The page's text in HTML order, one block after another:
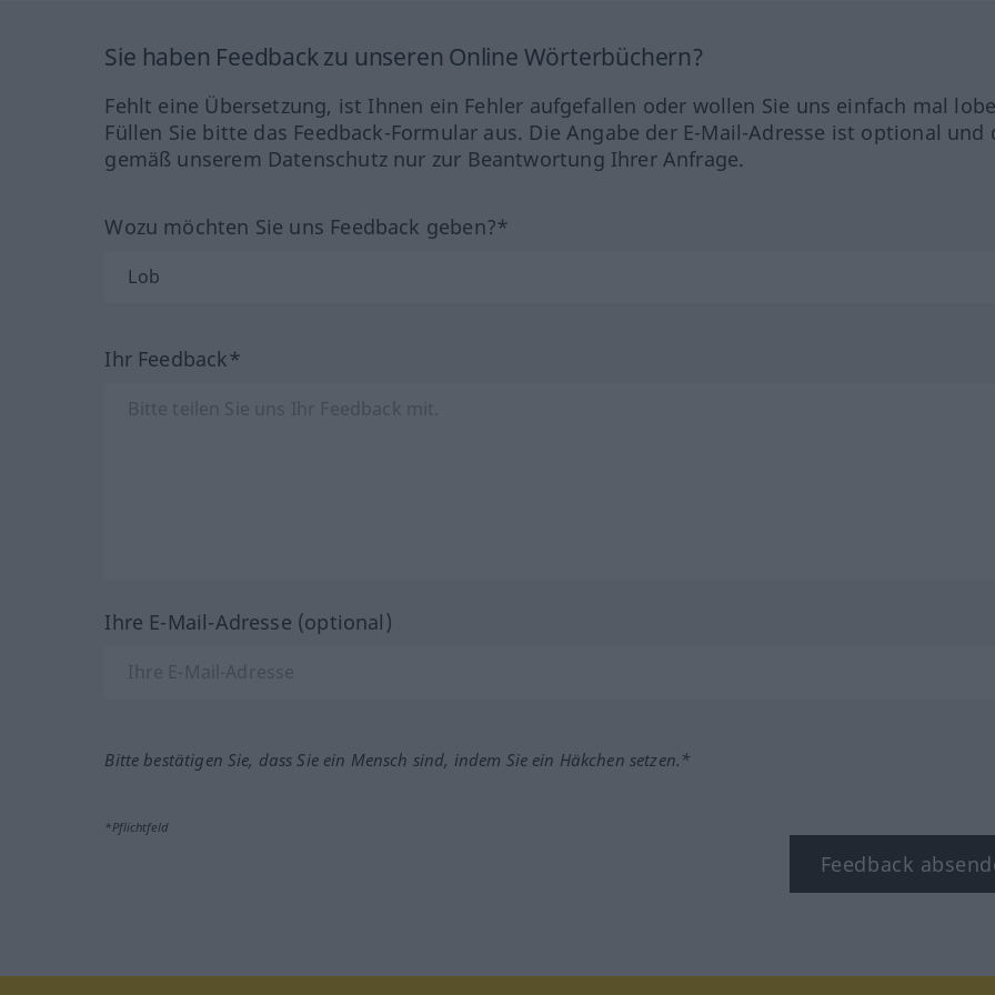
Sie haben Feedback zu unseren Online Wörterbüchern?
Fehlt eine Übersetzung, ist Ihnen ein Fehler aufgefallen oder wollen Sie uns einfach mal
Füllen Sie bitte das Feedback-Formular aus. Die Angabe der E-Mail-Adresse ist optional und
gemäß unserem Datenschutz nur zur Beantwortung Ihrer Anfrage.
Wozu möchten Sie uns Feedback geben?*
Ihr Feedback*
Ihre E-Mail-Adresse (optional)
Bitte bestätigen Sie, dass Sie ein Mensch sind, indem Sie ein Häkchen setzen.*
*Pflichtfeld
Feedback